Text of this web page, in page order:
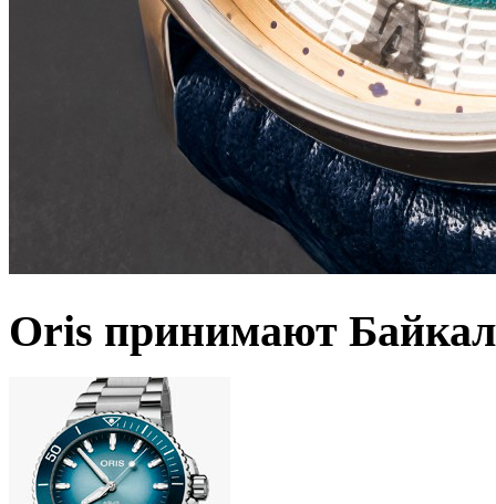
Oris принимают